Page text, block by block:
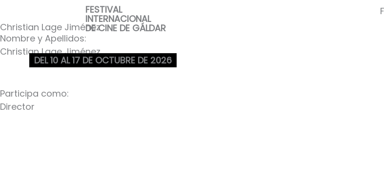
contenido
FESTIVAL
INTERNACIONAL
DE CINE DE GÁLDAR
DEL 10 AL 17 DE OCTUBRE DE 2026
Christian Lage Jiménez
Nombre y Apellidos:
Christian Lage Jiménez
Participa como:
Director